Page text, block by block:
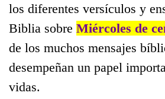
los diferentes versículos y
Biblia sobre Miércoles de
de los muchos mensajes
desempeñan un papel
vidas.